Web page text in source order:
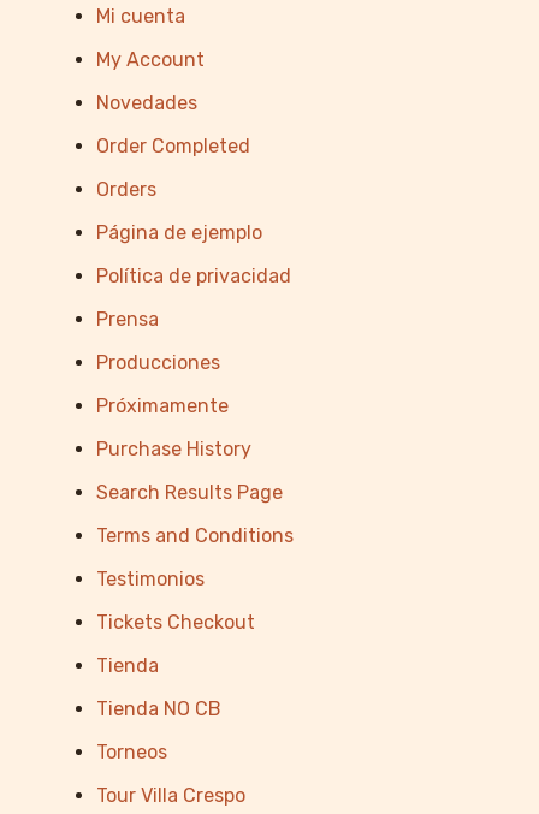
Mi cuenta
My Account
Novedades
Order Completed
Orders
Página de ejemplo
Política de privacidad
Prensa
Producciones
Próximamente
Purchase History
Search Results Page
Terms and Conditions
Testimonios
Tickets Checkout
Tienda
Tienda NO CB
Torneos
Tour Villa Crespo